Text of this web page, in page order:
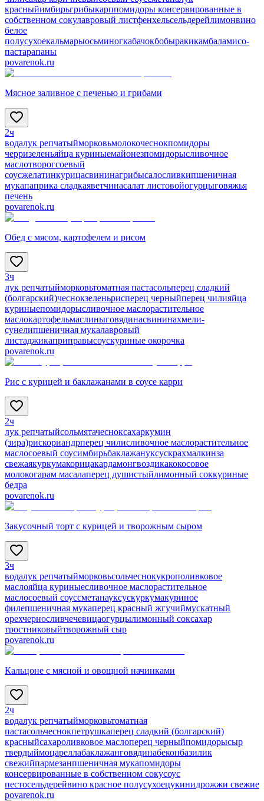
красныйимбирьгрибыкарппомидоры консервированные в
собственном сокулавровый листфенхельсельдерейлимонвино
белое
полусухоекальмарыосьминогкабачокбобыракикамбаламисо-
пастарапаны
povarenok.ru
Мясное заливное с печенью и грибами
2ч
водалук репчатыйморковьмолокочеснокпомидоры
черризеленьяйца куриныемайонезпомидорысливочное
маслотворогсоевый
соусжелатинкурицасвининагрибысалосливкипшеничная
мукапаприка сладкаяветчинасалат листовойогурцыговяжья
печень
povarenok.ru
Обед с мясом, картофелем и рисом
3ч
лук репчатыйморковьтоматная пастасольперец сладкий
(болгарский)чеснокзеленьрисперец черныйперец чилияйца
куриныепомидорысливочное маслорастительное
маслокартофельмаслиныговядинасвининахмели-
сунелипшеничная мукалавровый
листаджикаприправысоускуриные окорочка
povarenok.ru
Рис с курицей и баклажанами в соусе карри
2ч
лук репчатыйсольмятачесноксахаркумин
(зира)рискориандрперец чилисливочное маслорастительное
маслосоевый соусимбирьбаклажануксускрахмалкинза
свежаякуркумакорицакардамонгвоздикакокосовое
молокогарам масалаперец душистыйлимонный соккуриные
бедра
povarenok.ru
Закусочный торт с курицей и творожным сыром
3ч
водалук репчатыйморковьсольчеснокукрополивковое
маслояйца куриныесливочное маслорастительное
маслосоевый соуссметанауксускуркумакуриное
филепшеничная мукаперец красный жгучиймускатный
орехчерносливчечевицаогурцылимонный соксахар
тростниковыйтворожный сыр
povarenok.ru
Кальцоне с мясной и овощной начинками
2ч
водалук репчатыйморковьтоматная
пастасольчеснокпетрушкаперец сладкий (болгарский)
красныйсахароливковое маслоперец черныйпомидорысыр
твердыймоцареллабаклажанговядинабеконбазилик
свежийпармезанпшеничная мукапомидоры
консервированные в собственном сокусоус
пестосельдерейвино красное полусухоецукинидрожжи свежие
povarenok.ru